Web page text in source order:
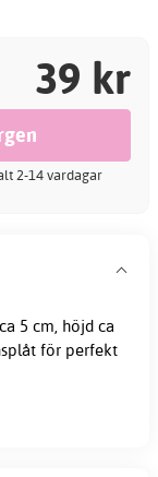
39 kr
2-14 vardagar
5 cm, höjd ca
för perfekt